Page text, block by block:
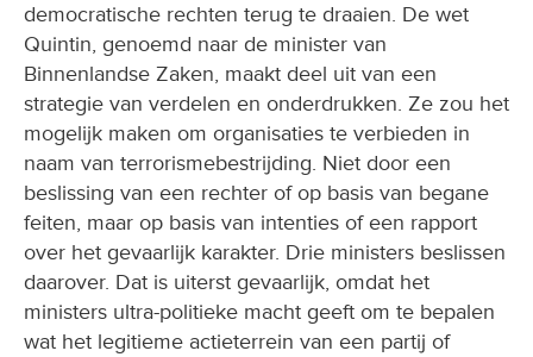
democratische rechten terug te draaien. De wet
Quintin, genoemd naar de minister van
Binnenlandse Zaken, maakt deel uit van een
strategie van verdelen en onderdrukken. Ze zou het
mogelijk maken om organisaties te verbieden in
naam van terrorismebestrijding. Niet door een
beslissing van een rechter of op basis van begane
feiten, maar op basis van intenties of een rapport
over het gevaarlijk karakter. Drie ministers beslissen
daarover. Dat is uiterst gevaarlijk, omdat het
ministers ultra-politieke macht geeft om te bepalen
wat het legitieme actieterrein van een partij of